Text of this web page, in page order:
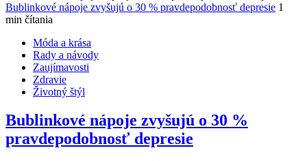
Bublinkové nápoje zvyšujú o 30 % pravdepodobnosť depresie 1
min čítania
Móda a krása
Rady a návody
Zaujímavosti
Zdravie
Životný štýl
Bublinkové nápoje zvyšujú o 30 %
pravdepodobnosť depresie